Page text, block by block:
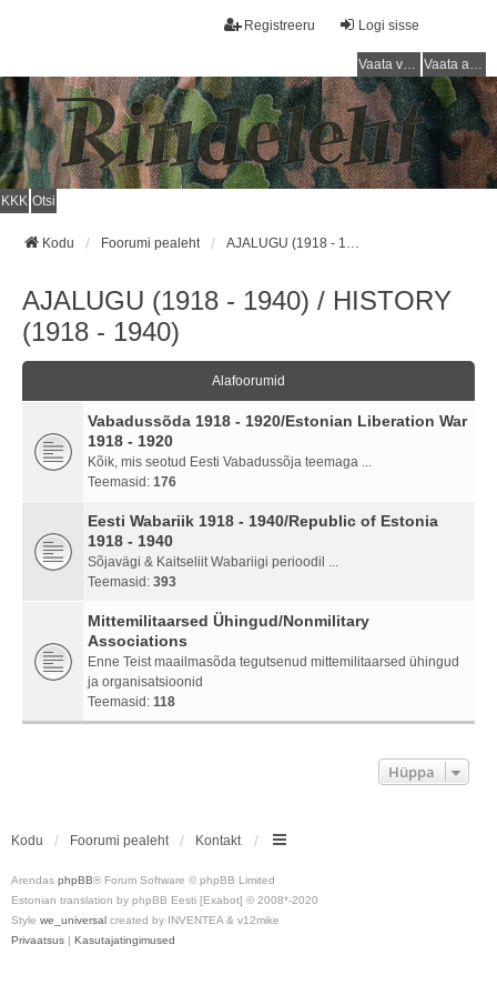
Logi sisse
Registreeru
Vaata vastamata teemasi Vaata aktiivseid teemasid
KKK Otsi
Kodu Foorumi pealeht AJALUGU (1918 - 1940) / HISTORY (1918 - 1940)
AJALUGU (1918 - 1940) / HISTORY
(1918 - 1940)
Alafoorumid
Vabadussõda 1918 - 1920/Estonian Liberation War
1918 - 1920
Kõik, mis seotud Eesti Vabadussõja teemaga ...
Teemasid: 176
Eesti Wabariik 1918 - 1940/Republic of Estonia
1918 - 1940
Sõjavägi & Kaitseliit Wabariigi perioodil ...
Teemasid: 393
Mittemilitaarsed Ühingud/Nonmilitary
Associations
Enne Teist maailmasõda tegutsenud mittemilitaarsed ühingud
ja organisatsioonid
Teemasid: 118
Hüppa
Kodu Foorumi pealeht Kontakt
Arendas phpBB® Forum Software © phpBB Limited
Estonian translation by phpBB Eesti [Exabot] © 2008*-2020
Style we_universal created by INVENTEA & v12mike
Privaatsus | Kasutajatingimused